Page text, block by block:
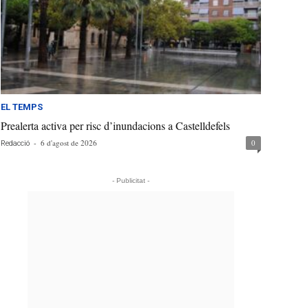
EL TEMPS
Prealerta activa per risc d’inundacions a Castelldefels
Redacció - 6 d'agost de 2026 0
- Publicitat -